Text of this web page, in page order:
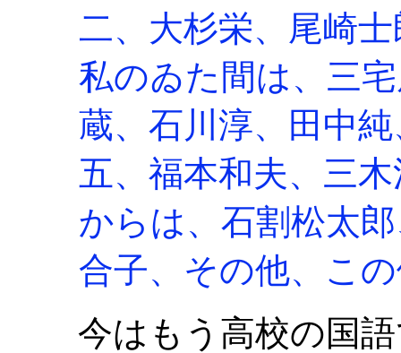
二、大杉栄、尾崎
私のゐた間は、三
蔵、石川淳、田中
五、福本和夫、三
からは、石割松太
合子、その他、こ
今はもう高校の国